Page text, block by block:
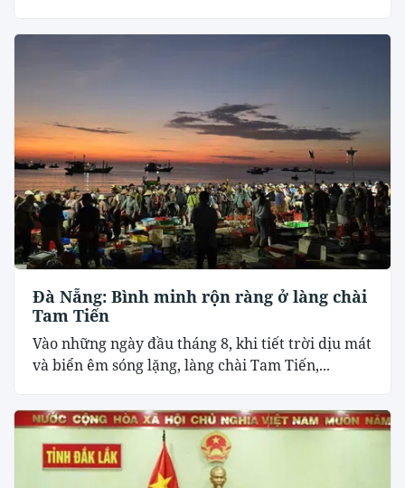
Đà Nẵng: Bình minh rộn ràng ở làng chài
Tam Tiến
Vào những ngày đầu tháng 8, khi tiết trời dịu mát
và biển êm sóng lặng, làng chài Tam Tiến,...